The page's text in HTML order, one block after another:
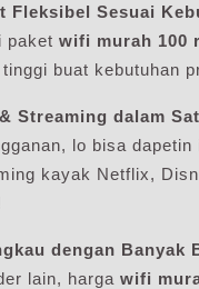
Fleksibel Sesuai
paket wifi murah 100
buat kebutuhan
Streaming dalam
lo bisa dapetin
kayak Netflix,
dengan Banyak
lain, harga wifi